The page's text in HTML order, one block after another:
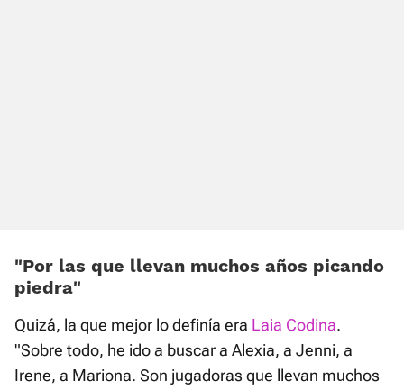
«Por las que llevan muchos años picando
piedra»
Quizá, la que mejor lo definía era Laia Codina.
"Sobre todo, he ido a buscar a Alexia, a Jenni, a
Irene, a Mariona. Son jugadoras que llevan muchos